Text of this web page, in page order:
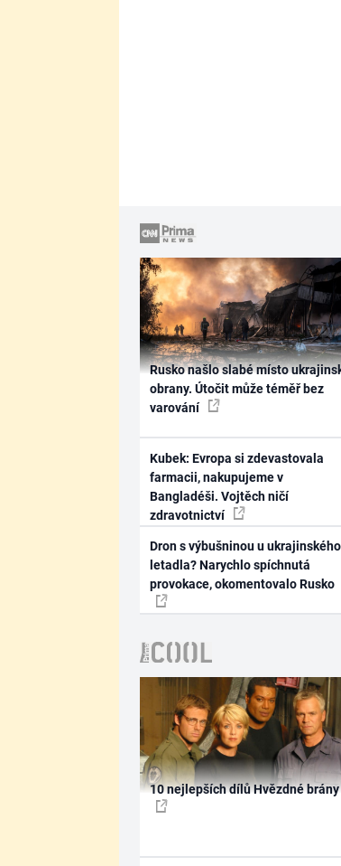
Rusko našlo slabé místo
obrany. Útočit může téměř bez
varování
Kubek: Evropa si zdevastovala
farmacii, nakupujeme v
Bangladéši. Vojtěch ničí
zdravotnictví
Dron s výbušninou u ukrajinského
letadla? Narychlo spíchnutá
provokace, okomentovalo Rusko
10 nejlepších dílů Hvězdné brány